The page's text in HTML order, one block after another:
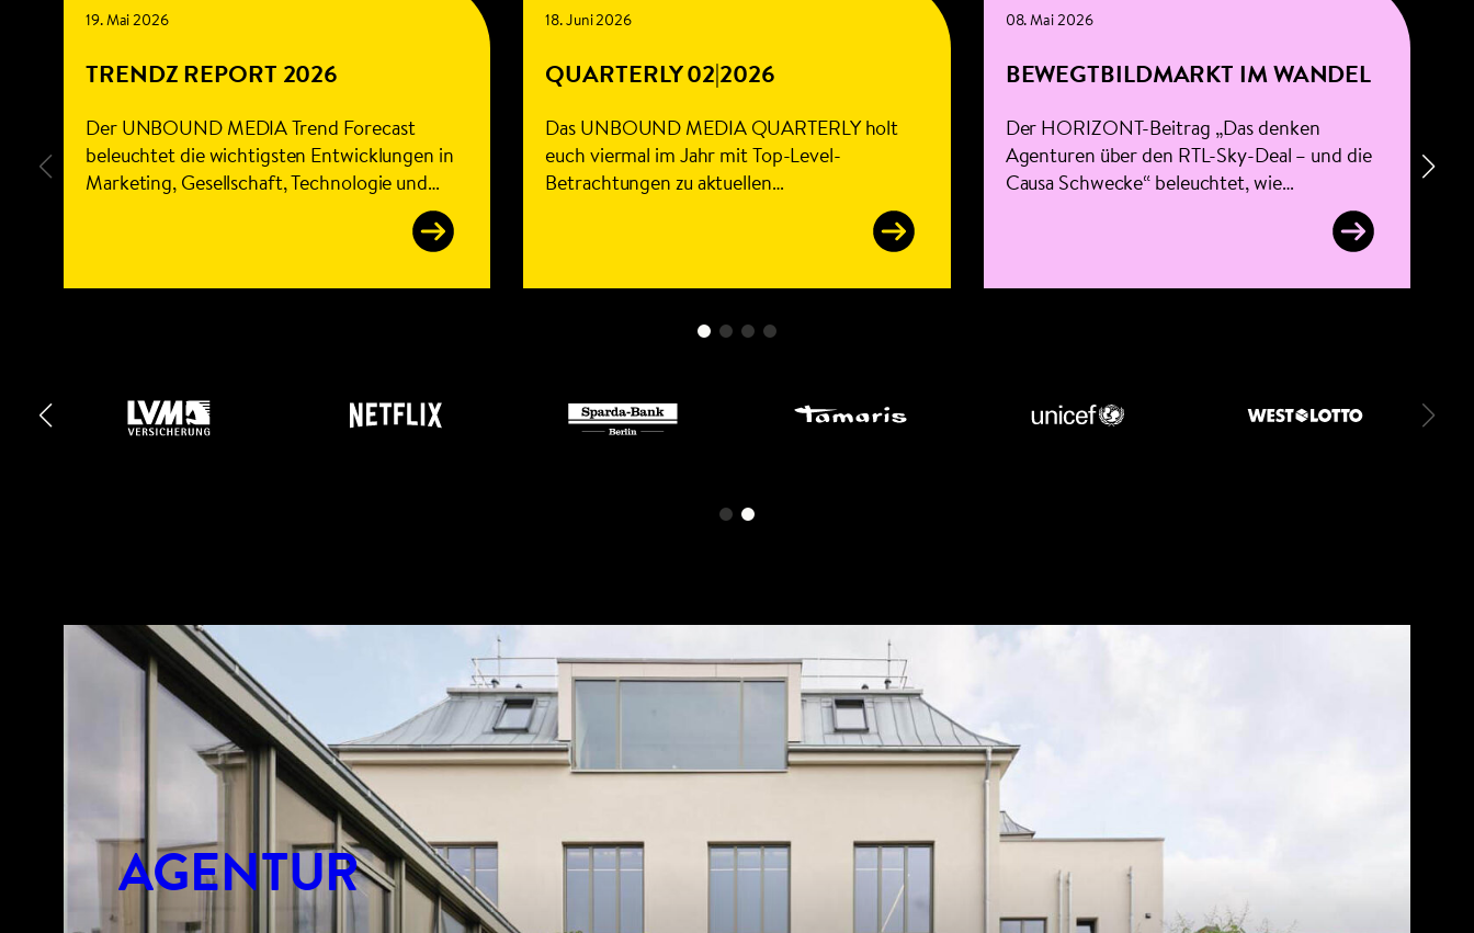
19. Mai 2026
TRENDZ REPORT 2026
Der UNBOUND MEDIA Trend Forecast
beleuchtet die wichtigsten Entwicklungen in
Marketing, Gesellschaft, Technologie und
18. Juni 2026
QUARTERLY 02|2026
Das UNBOUND MEDIA QUARTERLY holt
euch viermal im Jahr mit Top-Level-
Betrachtungen zu aktuellen
Mediennutzung, Werbespendings, Wirtschaft
08. Mai 2026
BEWEGTBILDMARKT IM WANDEL
Der HORIZONT-Beitrag „Das denken
Agenturen über den RTL-Sky-Deal – und die
Causa Schwecke“ beleuchtet, wie
Vertreter:innen großer Mediaagenturen den
AGENTUR